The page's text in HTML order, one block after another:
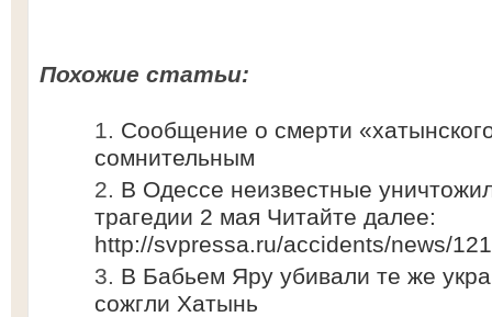
Похожие статьи:
Сообщение о смерти
сомнительным
В Одессе неизвестные
трагедии 2 мая Читайте далее:
http://svpressa.ru/accidents/news/
В Бабьем Яру убивали те же
сожгли Хатынь